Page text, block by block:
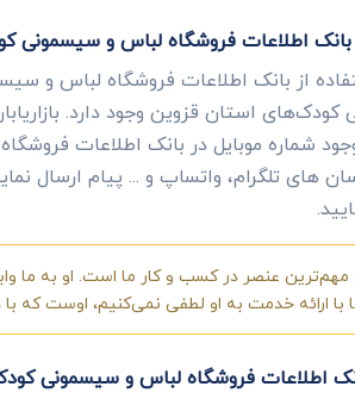
بانک اطلاعات فروشگاه لباس و سیسمونی
از بانک اطلاعات فروشگاه لباس و
استان قزوین وجود دارد.
شماره موبایل در بانک اطلاعات
های تلگرام، واتساپ و ... پیام ارسال
عنصر در کسب و کار ما است. او به ما
با ارائه خدمت به او لطفی نمی‌کنیم، اوست که
اطلاعات فروشگاه لباس و سیسمونی